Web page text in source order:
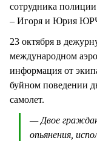
сотрудника
– Игоря и Юрия
23 октября в
международном
информация от
буйном поведении
самолет.
— Двое граждан
опьянения,